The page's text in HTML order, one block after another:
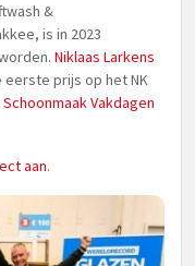
&
is in 2023
Niklaas Larkens
eerste prijs op het NK
Schoonmaak Vakdagen
aan.